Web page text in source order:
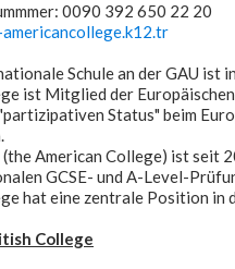
0090 392 650 22 20
Schule an der GAU ist
ist Mitglied der
Status" beim
(the American College) ist seit
GCSE- und A-Level-
hat eine zentrale Position in
College